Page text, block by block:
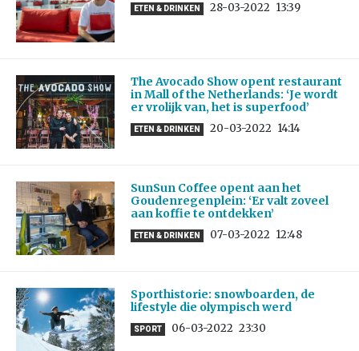
ETEN & DRINKEN 28-03-2022 13:39
The Avocado Show opent restaurant
in Mall of the Netherlands: ‘Je wordt
er vrolijk van, het is superfood’
ETEN & DRINKEN 20-03-2022 14:14
SunSun Coffee opent aan het
Goudenregenplein: ‘Er valt zoveel
aan koffie te ontdekken’
ETEN & DRINKEN 07-03-2022 12:48
Sporthistorie: snowboarden, de
lifestyle die olympisch werd
SPORT 06-03-2022 23:30